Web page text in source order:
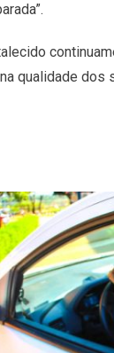
qualidade dos